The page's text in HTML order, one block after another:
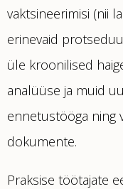
vaktsineerimisi (nii
erinevaid
üle kroonilised
analüüse ja muid
ennetustööga ning
dokumente.
Praksise töötajate